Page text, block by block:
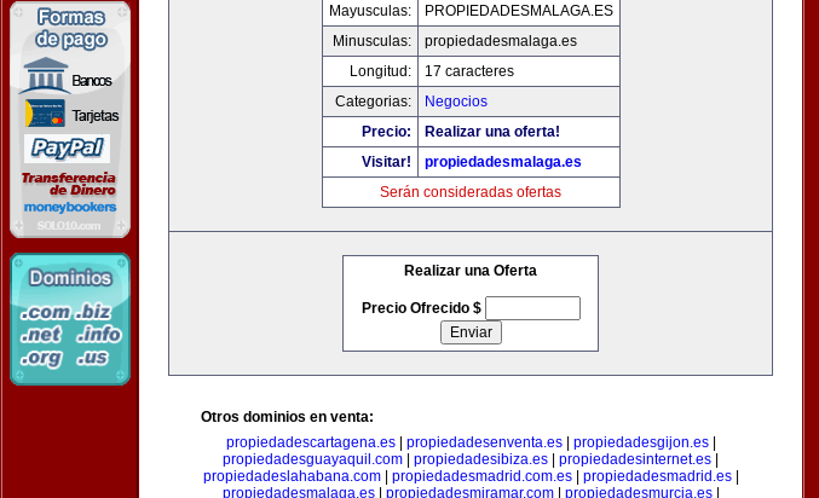
Mayusculas:
PROPIEDADESMALAGA.ES
Minusculas:
propiedadesmalaga.es
Longitud:
17 caracteres
Categorias:
Negocios
Precio:
Realizar una oferta!
Visitar!
propiedadesmalaga.es
Serán consideradas ofertas
Realizar una Oferta
Precio Ofrecido $
Otros dominios en venta:
propiedadescartagena.es| propiedadesenventa.es| propiedadesgijon.es|
propiedadesguayaquil.com
propiedadesibiza.es propiedadesinternet.es
propiedadeslahabana.com| propiedadesmadrid.com.es| propiedadesmadrid.es|
propiedadesmalaga.es| propiedadesmiramar.com| propiedadesmurcia.es|